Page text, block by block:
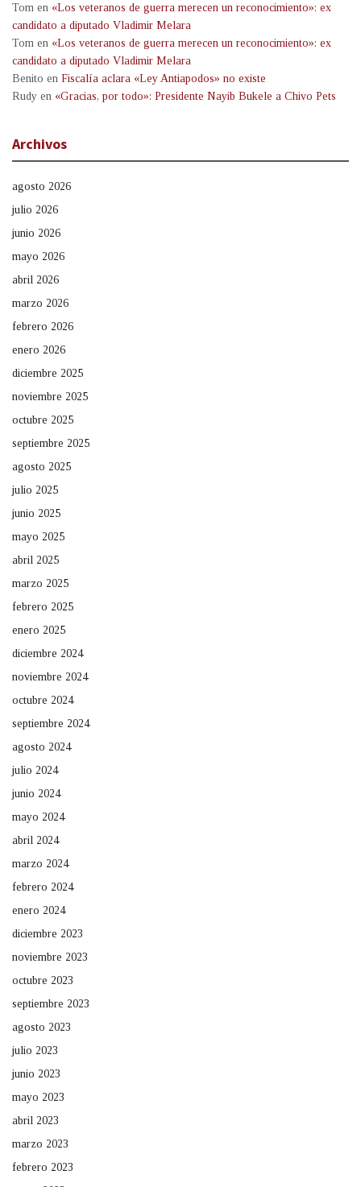
Tom en «Los veteranos de guerra merecen un reconocimiento»: ex
candidato a diputado Vladimir Melara
Tom en «Los veteranos de guerra merecen un reconocimiento»: ex
candidato a diputado Vladimir Melara
Benito en Fiscalía aclara «Ley Antiapodos» no existe
Rudy en «Gracias, por todo»: Presidente Nayib Bukele a Chivo Pets
Archivos
agosto 2026
julio 2026
junio 2026
mayo 2026
abril 2026
marzo 2026
febrero 2026
enero 2026
diciembre 2025
noviembre 2025
octubre 2025
septiembre 2025
agosto 2025
julio 2025
junio 2025
mayo 2025
abril 2025
marzo 2025
febrero 2025
enero 2025
diciembre 2024
noviembre 2024
octubre 2024
septiembre 2024
agosto 2024
julio 2024
junio 2024
mayo 2024
abril 2024
marzo 2024
febrero 2024
enero 2024
diciembre 2023
noviembre 2023
octubre 2023
septiembre 2023
agosto 2023
julio 2023
junio 2023
mayo 2023
abril 2023
marzo 2023
febrero 2023